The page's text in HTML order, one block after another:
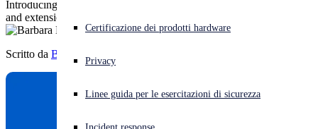
Cyberattacco in corso? Ottieni assistenza immediata
Open language switcher
Certificazione dei prodotti hardware
Privacy
Linee guida per le esercitazioni di sicurezza
Introducing a new competitive takeout offer, plus promo updates
and extensions.
Scritto da Barbara Hudson